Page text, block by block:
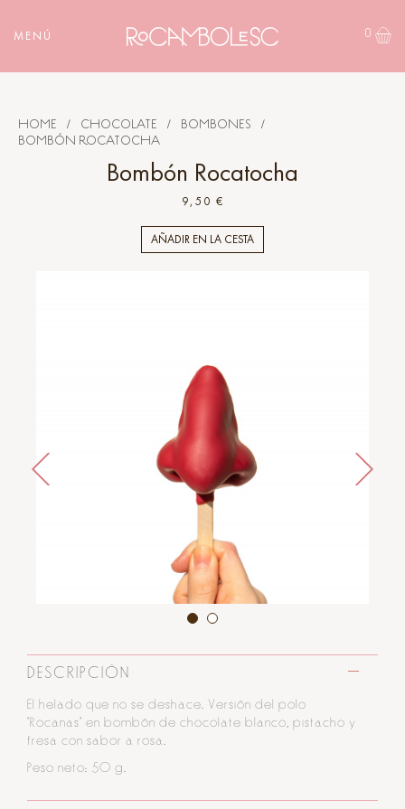
MENÚ 0
HOME / CHOCOLATE / BOMBONES
/
BOMBÓN ROCATOCHA
Bombón Rocatocha
9,50 €
AÑADIR EN LA CESTA
DESCRIPCIÓN
El helado que no se deshace. Versión del polo
'Rocanas' en bombón de chocolate blanco, pistacho y
fresa con sabor a rosa.
Peso neto: 50 g.